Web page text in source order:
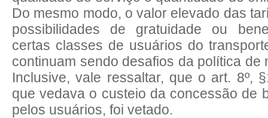
Do mesmo modo, o valor elevado das
possibilidades de gratuidade ou
certas classes de usuários do
continuam sendo desafios da política de
Inclusive, vale ressaltar, que o art. 8º,
que vedava o custeio da concessão de
pelos usuários, foi vetado.